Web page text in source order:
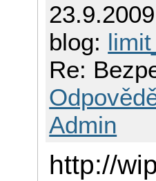
blog:
Re:
Admin
http://